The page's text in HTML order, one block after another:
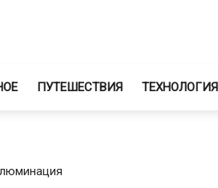
ПУТЕШЕСТВИЯ ТЕХНОЛОГИЯ